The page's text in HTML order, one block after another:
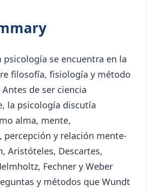
psicología se encuentra en la
filosofía, fisiología y método
de ser ciencia
la psicología discutía
alma, mente,
percepción y relación mente-
Aristóteles, Descartes,
Fechner y Weber
y métodos que Wundt